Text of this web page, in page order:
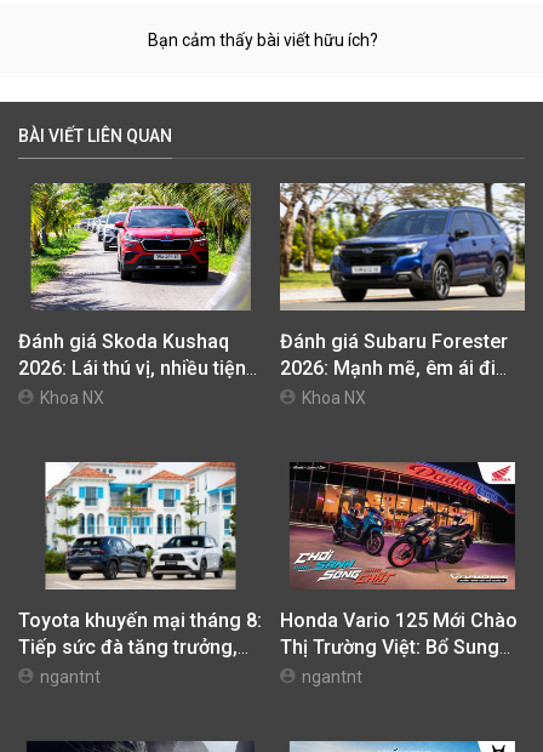
Bạn cảm thấy bài viết hữu ích?
BÀI VIẾT LIÊN QUAN
Đánh giá Skoda Kushaq
2026: Lái thú vị, nhiều tiện
nghi, giá cạnh tranh
Khoa NX
Đánh giá Subaru Forester
2026: Mạnh mẽ, êm ái đi
cùng hệ thống ADAS hoàn
Khoa NX
Toyota khuyến mại tháng 8:
Tiếp sức đà tăng trưởng,
tối ưu chi phí mua xe
ngantnt
Honda Vario 125 Mới Chào
Thị Trường Việt: Bổ Sung
Phiên Bản Street, Giá Từ
ngantnt